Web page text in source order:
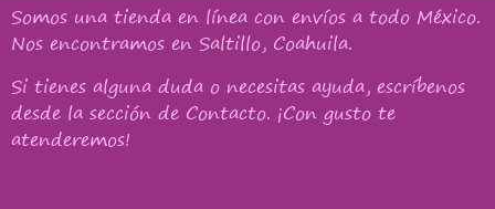
Somos una tienda en línea con envíos a todo México.
Nos encontramos en Saltillo, Coahuila.
Si tienes alguna duda o necesitas ayuda, escríbenos
desde la sección de Contacto. ¡Con gusto te
atenderemos!